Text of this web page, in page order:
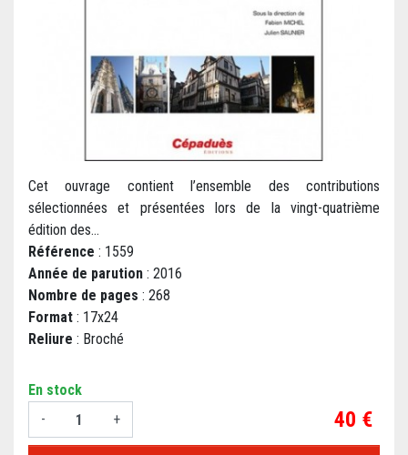
Cet ouvrage contient l’ensemble des contributions
sélectionnées et présentées lors de la vingt-quatrième
édition des...
Référence : 1559
Année de parution : 2016
Nombre de pages : 268
Format : 17x24
Reliure : Broché
En stock
-
+ Prix
40 €